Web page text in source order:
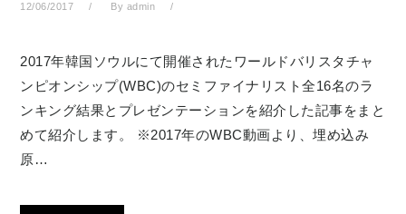
12/06/2017 By admin
2017年韓国ソウルにて開催されたワールドバリスタチャ
ンピオンシップ(WBC)のセミファイナリスト全16名のラ
ンキング結果とプレゼンテーションを紹介した記事をまと
めて紹介します。 ※2017年のWBC動画より、埋め込み
原…